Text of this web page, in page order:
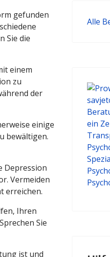
gefunden
Sie die
einem
zu
der
einige
bewältigen.
Depression
Vermeiden
erreichen.
Ihren
Sie
ist und
Alle